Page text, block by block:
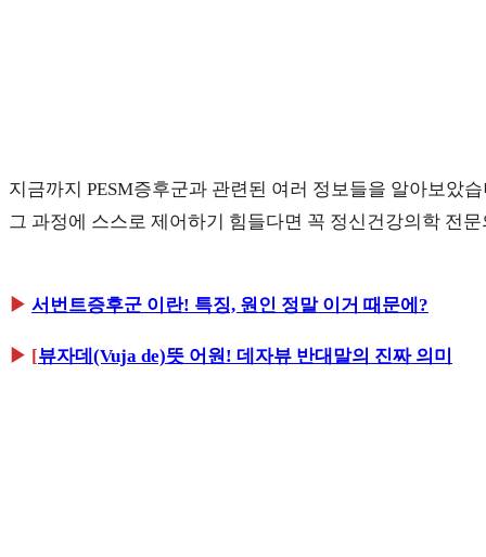
지금까지 PESM증후군과 관련된 여러 정보들을 알아보았
그 과정에 스스로 제어하기 힘들다면 꼭 정신건강의학 전
▶ 서번트증후군 이란! 특징, 원인 정말 이거 때문에?
▶ [뷰자데(Vuja de)뜻 어원! 데자뷰 반대말의 진짜 의미